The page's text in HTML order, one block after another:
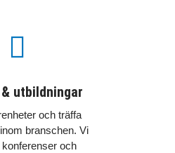

utbildningar
och träffa
branschen. Vi
och